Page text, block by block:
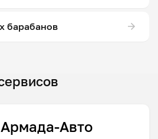
барабанов
Авто